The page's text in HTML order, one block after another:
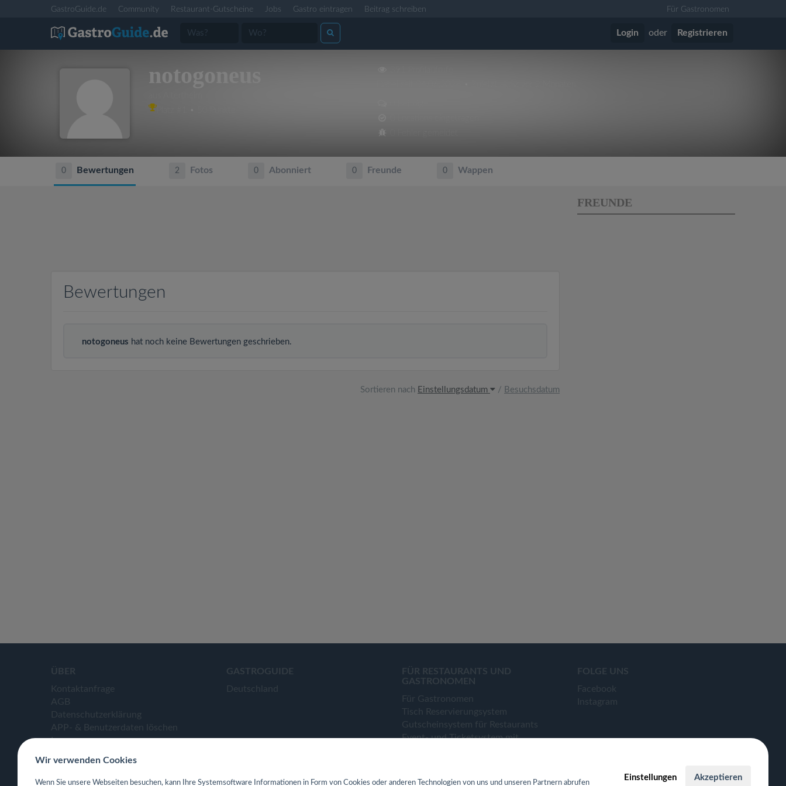
GastroGuide.de Community Restaurant-Gutscheine Jobs Gastro eintragen Beitrag schreiben Für Gastronomen
Login oder Registrieren
notogoneus
0 Bewertungen 2 Fotos 0 Abonniert 0 Freunde 0 Wappen
Bewertungen
notogoneus hat noch keine Bewertungen geschrieben.
Sortieren nach Einstellungsdatum / Besuchsdatum
FREUNDE
ÜBER
Kontaktanfrage
AGB
Datenschutzerklärung
APP- & Benutzerdaten löschen
Impressum
GASTROGUIDE
Deutschland
FÜR RESTAURANTS UND
GASTRONOMEN
Für Gastronomen
Tisch Reservierungsystem
Gutscheinsystem für Restaurants
Event- und Ticketsystem mit
FOLGE UNS
Facebook
Instagram
Wir verwenden Cookies
Wenn Sie unsere Webseiten besuchen, kann Ihre Systemsoftware Informationen in Form von Cookies oder anderen Technologien von uns und unseren Partnern abrufen
Einstellungen Akzeptieren